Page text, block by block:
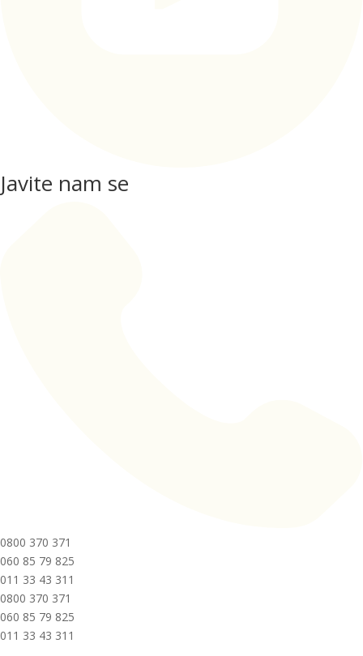
Javite nam se
0800 370 371
060 85 79 825
011 33 43 311
0800 370 371
060 85 79 825
011 33 43 311